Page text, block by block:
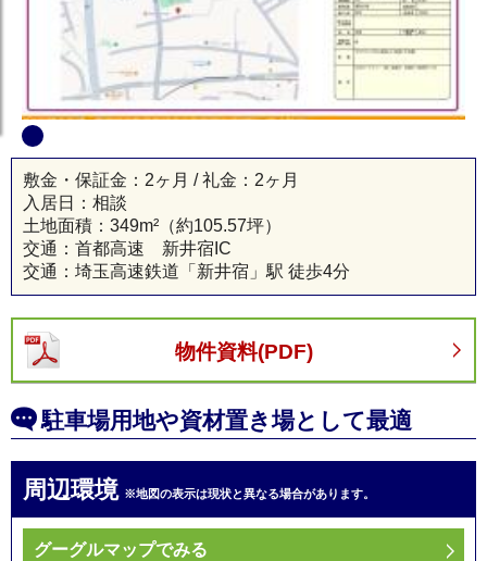
川口市新築 貸し倉庫
敷金・保証金：2ヶ月 / 礼金：2ヶ月
入居日：相談
土地面積： 349m² （約105.57坪）
交通：首都高速 新井宿IC
交通：埼玉高速鉄道「新井宿」駅 徒歩4分
物件資料(PDF)
駐車場用地や資材置き場として最適
周辺環境 ※地図の表示は現状と異なる場合があります。
グーグルマップでみる